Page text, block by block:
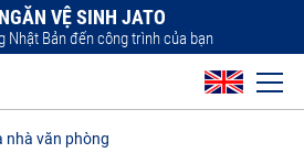
VỆ SINH JATO
Nhật Bản đến công trình của bạn
nhà văn phòng